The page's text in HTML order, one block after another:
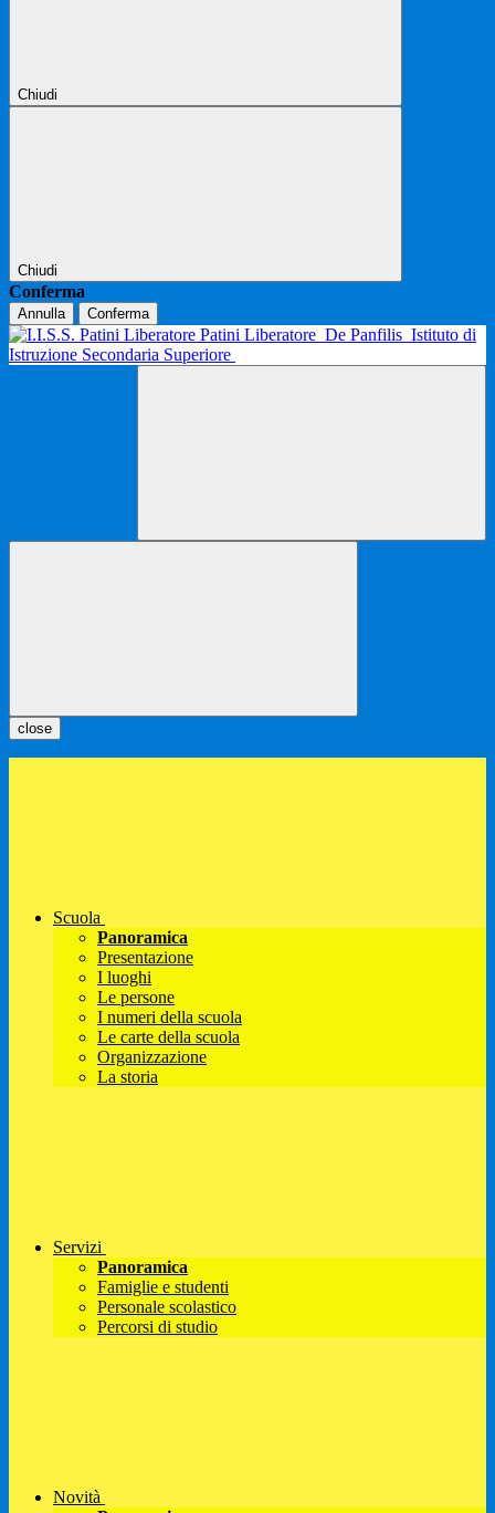
Chiudi
Chiudi
Conferma
Annulla Conferma
Patini Liberatore De Panfilis Istituto di
Istruzione Secondaria Superiore
close
Scuola
Panoramica
Presentazione
I luoghi
Le persone
I numeri della scuola
Le carte della scuola
Organizzazione
La storia
Servizi
Panoramica
Famiglie e studenti
Personale scolastico
Percorsi di studio
Novità